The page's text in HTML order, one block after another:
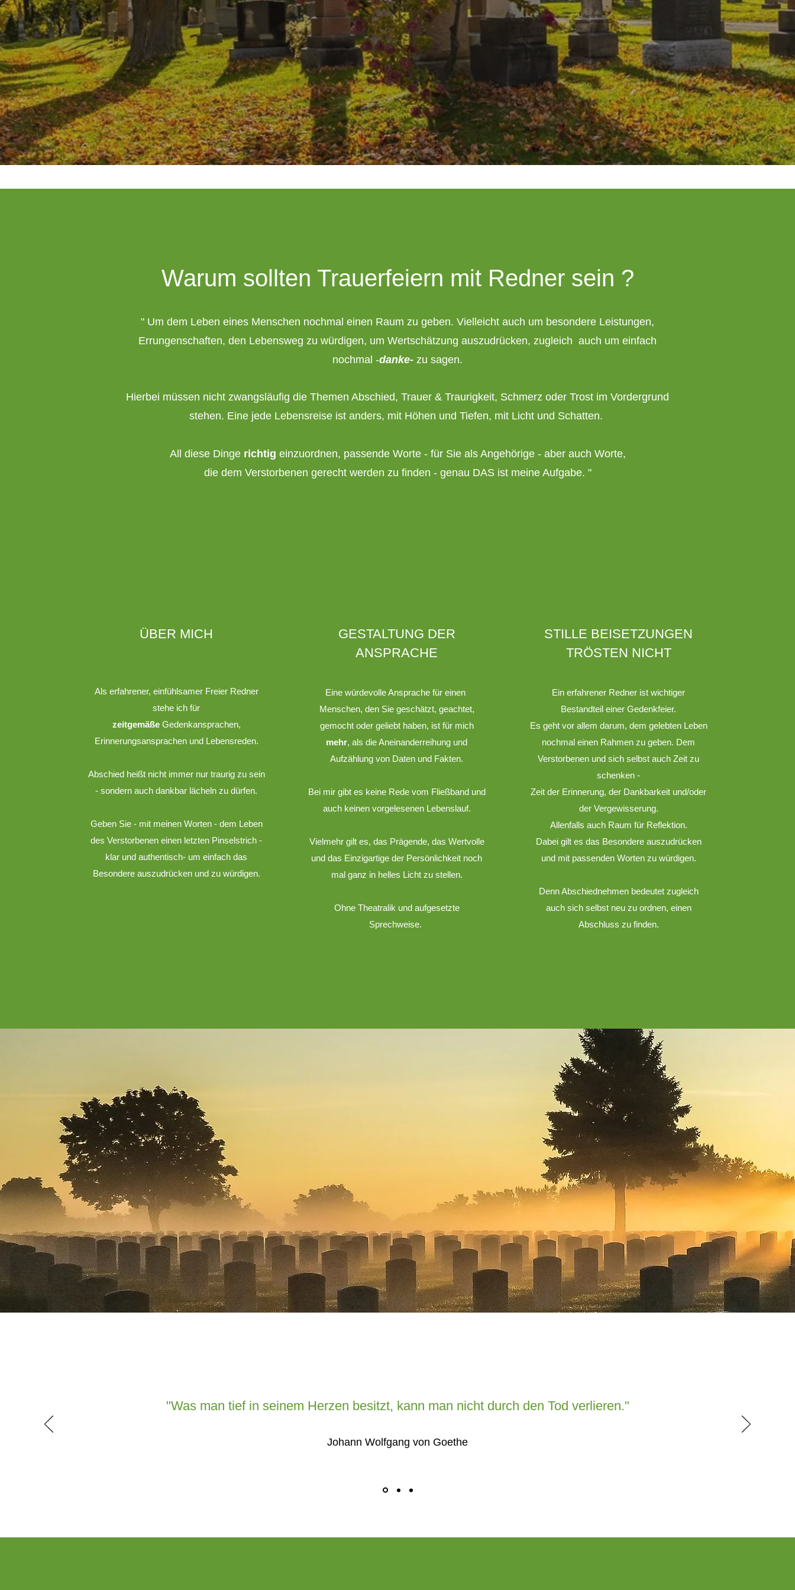
Warum sollten Trauerfeiern mit Redner sein ?
" Um dem Leben eines Menschen nochmal einen Raum zu geben. Vielleicht auch um besondere Leistungen,
Errungenschaften, den Lebensweg zu würdigen, um Wertschätzung auszudrücken, zugleich auch um einfach
nochmal -danke- zu sagen.
Hierbei müssen nicht zwangsläufig die Themen Abschied, Trauer & Traurigkeit, Schmerz oder Trost im Vordergrund
stehen. Eine jede Lebensreise ist anders, mit Höhen und Tiefen, mit Licht und Schatten.
All diese Dinge richtig einzuordnen, passende Worte - für Sie als Angehörige - aber auch Worte,
die dem Verstorbenen gerecht werden zu finden - genau DAS ist meine Aufgabe. "
ÜBER MICH
Als erfahrener, einfühlsamer Freier Redner
stehe ich für
zeitgemäße Gedenkansprachen,
Erinnerungsansprachen und Lebensreden.
Abschied heißt nicht immer nur traurig zu sein
- sondern auch dankbar lächeln zu dürfen.
Geben Sie - mit meinen Worten - dem Leben
des Verstorbenen einen letzten Pinselstrich -
klar und authentisch- um einfach das
Besondere auszudrücken und zu würdigen.
GESTALTUNG DER
ANSPRACHE
Eine würdevolle Ansprache für einen
Menschen, den Sie geschätzt, geachtet,
gemocht oder geliebt haben, ist für mich
mehr, als die Aneinanderreihung und
Aufzählung von Daten und Fakten.
Bei mir gibt es keine Rede vom Fließband und
auch keinen vorgelesenen Lebenslauf.
Vielmehr gilt es, das Prägende, das Wertvolle
und das Einzigartige der Persönlichkeit noch
mal ganz in helles Licht zu stellen.
Ohne Theatralik und aufgesetzte
Sprechweise.
STILLE BEISETZUNGEN
TRÖSTEN NICHT
Ein erfahrener Redner ist wichtiger
Bestandteil einer Gedenkfeier.
Es geht vor allem darum, dem gelebten Leben
nochmal einen Rahmen zu geben. Dem
Verstorbenen und sich selbst auch Zeit zu
schenken -
Zeit der Erinnerung, der Dankbarkeit und/oder
der Vergewisserung.
Allenfalls auch Raum für Reflektion.
Dabei gilt es das Besondere auszudrücken
und mit passenden Worten zu würdigen.
Denn Abschiednehmen bedeutet zugleich
auch sich selbst neu zu ordnen, einen
Abschluss zu finden.
"Was man tief in seinem Herzen besitzt, kann man nicht durch den Tod verlieren."
Johann Wolfgang von Goethe